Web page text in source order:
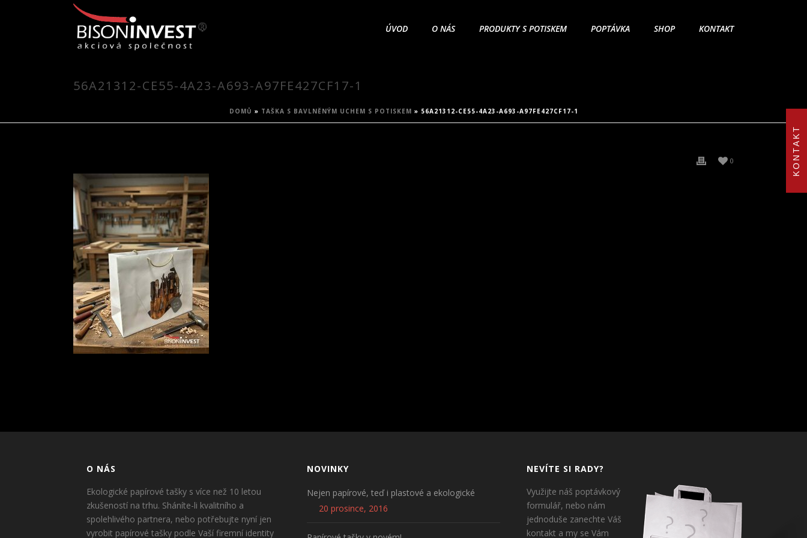
KONTAKT
ÚVOD O NÁS PRODUKTY S POTISKEM POPTÁVKA SHOP KONTAKT
56A21312-CE55-4A23-A693-A97FE427CF17-1
DOMŮ » TAŠKA S BAVLNĚNÝM UCHEM S POTISKEM » 56A21312-CE55-4A23-A693-A97FE427CF17-1
0
O NÁS
Ekologické papírové tašky s více než 10 letou
zkušeností na trhu. Sháníte-li kvalitního a
spolehlivého partnera, nebo potřebujte nyní jen
vyrobit papírové tašky podle Vaší firemní identity
NOVINKY
Nejen papírové, teď i plastové a ekologické
20 prosince, 2016
NEVÍTE SI RADY?
Využijte náš poptávkový
formulář, nebo nám
jednoduše zanechte Váš
kontakt a my se Vám